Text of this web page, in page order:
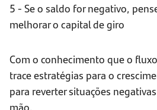
5 - Se o saldo for negativo,
melhorar o capital de giro
Com o conhecimento que o
trace estratégias para o
para reverter situações
mão.